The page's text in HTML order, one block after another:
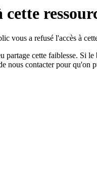
cette
vous a refusé l'accès à
partage cette faiblesse. Si
nous contacter pour qu'on